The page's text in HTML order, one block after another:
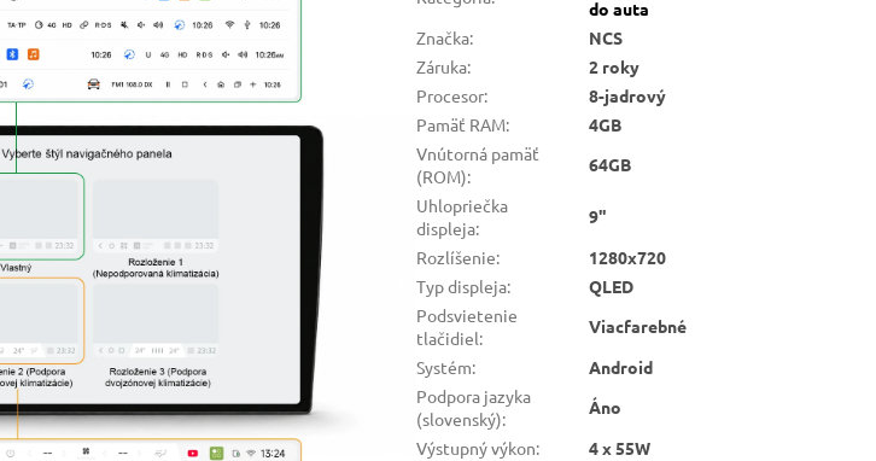
do auta
Značka:
NCS
Záruka:
2 roky
Procesor:
8-jadrový
Pamäť RAM:
4GB
Vnútorná pamäť
(ROM):
64GB
Uhlopriečka
displeja:
9"
Rozlíšenie:
1280x720
Typ displeja:
QLED
Podsvietenie
tlačidiel:
Viacfarebné
Systém:
Android
Podpora jazyka
(slovenský):
Áno
Výstupný výkon:
4 x 55W